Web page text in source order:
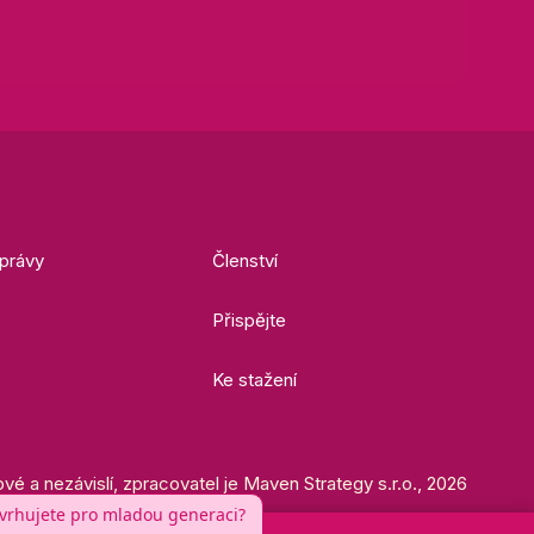
Členství
Přispějte
Ke stažení
a nezávislí, zpracovatel je Maven Strategy s.r.o., 2026